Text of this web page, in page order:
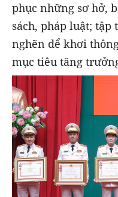
phục những sơ hở,
sách, pháp luật;
nghẽn để khơi
mục tiêu tăng